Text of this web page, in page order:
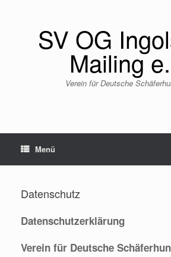
SV OG
Mailing
Verein für Deutsche
Menü
Datenschutz
Datenschutzerklärung
Verein für Deutsche